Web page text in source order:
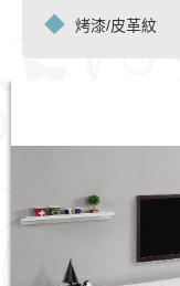
烤漆/皮革紋